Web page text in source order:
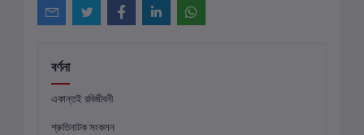
বর্ণনা
একান্তই রবিজীবনী
শ্রুতিনাটক সংকলন